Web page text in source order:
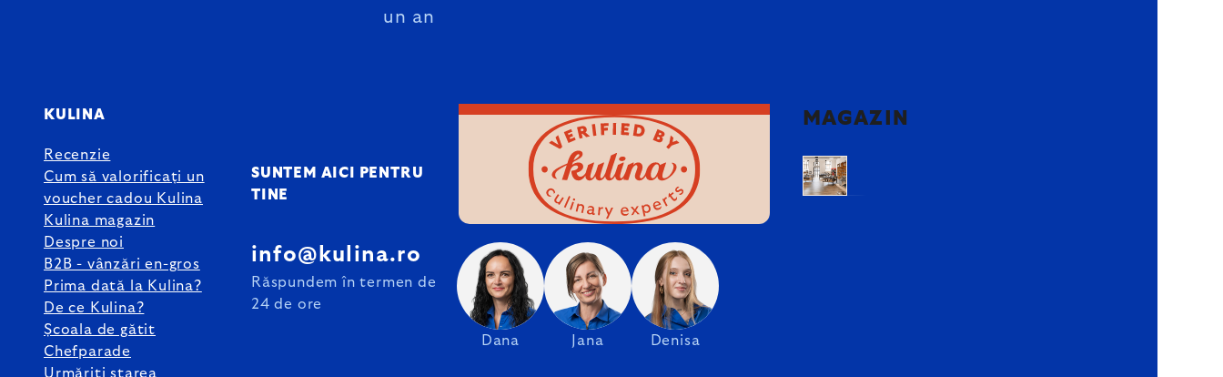
un an
KULINA
Recenzie
Cum să valorificați un
voucher cadou Kulina
Kulina magazin
Despre noi
B2B - vânzări en-gros
Prima dată la Kulina?
De ce Kulina?
Școala de gătit
Chefparade
Urmăriți starea
SUNTEM AICI PENTRU
TINE
Dana Jana Denisa
info@kulina.ro
Răspundem în termen de
24 de ore
MAGAZIN